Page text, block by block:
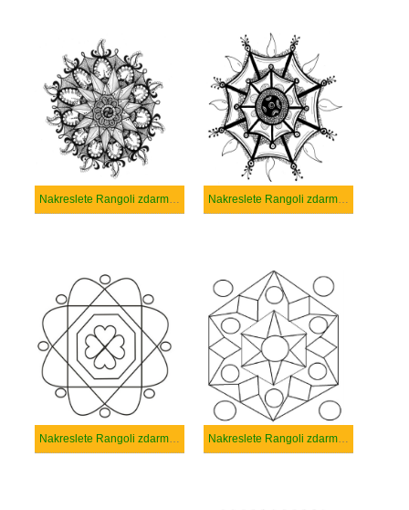
Nakreslete Rangoli zdarma prostý tisknutelné Nakreslete Rangoli zdarma prostý
Nakreslete Rangoli zdarma snadný tisknutelné Nakreslete Rangoli zdarma snadný